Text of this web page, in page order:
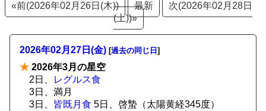
«前(2026年02月26日(木)) 最新
次(2026年02月28日
(土))»
2026年02月27日(金) [過去の同じ日 ]
★ 2026年3月の星空
2日、
レグルス食
3日、満月
3日、 皆既月食 5日、啓蟄（太陽黄経345度）